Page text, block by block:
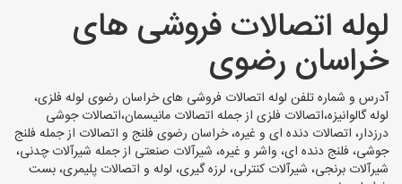
سایر گروه ها
فروشگاه های لوله و اتصالات
لوله اتصالات فروشی های
خراسان رضوی
آدرس و شماره تلفن لوله اتصالات فروشی های خراسان رضوی لوله فلزی،
لوله گالوانیزه،اتصالات فلزی از جمله اتصالات مانیسمان،اتصالات جوشی
درزدار، اتصالات دنده ای و غیره، خراسان رضوی فلنج و اتصالات از جمله فلنج
جوشی، فلنج دنده ای، واشر و غیره، شیرآلات صنعتی از جمله شیرآلات چدنی،
شیرآلات برنجی، شیرآلات کنترلی، لرزه گیری، لوله و اتصالات پلیمری، بست